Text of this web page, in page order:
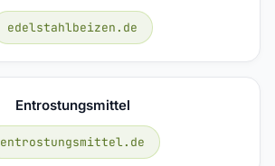
edelstahlbeizen.de
Entrostungsmittel
entrostungsmittel.de